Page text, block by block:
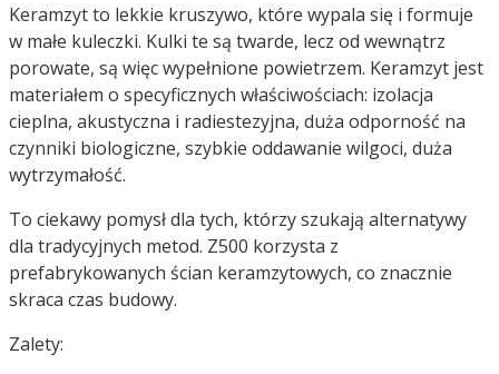
Keramzyt to lekkie kruszywo, które wypala się i formuje
w małe kuleczki. Kulki te są twarde, lecz od wewnątrz
porowate, są więc wypełnione powietrzem. Keramzyt jest
materiałem o specyficznych właściwościach: izolacja
cieplna, akustyczna i radiestezyjna, duża odporność na
czynniki biologiczne, szybkie oddawanie wilgoci, duża
wytrzymałość.
To ciekawy pomysł dla tych, którzy szukają alternatywy
dla tradycyjnych metod. Z500 korzysta z
prefabrykowanych ścian keramzytowych, co znacznie
skraca czas budowy.
Zalety: